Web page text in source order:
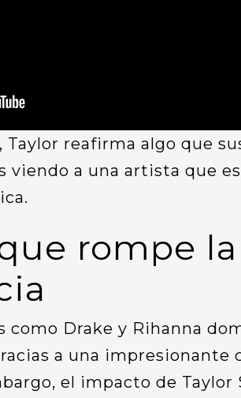
reafirma algo que
viendo a una artista que
rompe la
como Drake y Rihanna
a una impresionante
el impacto de Taylor